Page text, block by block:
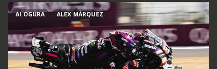
AI OGURA ALEX MÁRQUEZ